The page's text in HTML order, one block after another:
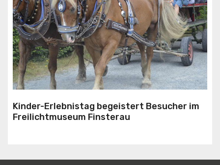
Kinder-Erlebnistag begeistert Besucher im
Freilichtmuseum Finsterau